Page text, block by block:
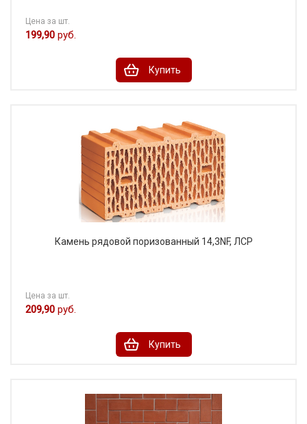
Цена за шт.
199,90 руб.
Купить
Камень рядовой поризованный 14,3NF, ЛСР
Цена за шт.
209,90 руб.
Купить